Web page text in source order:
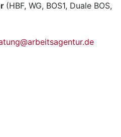
(HBF, WG, BOS1, Duale BOS,